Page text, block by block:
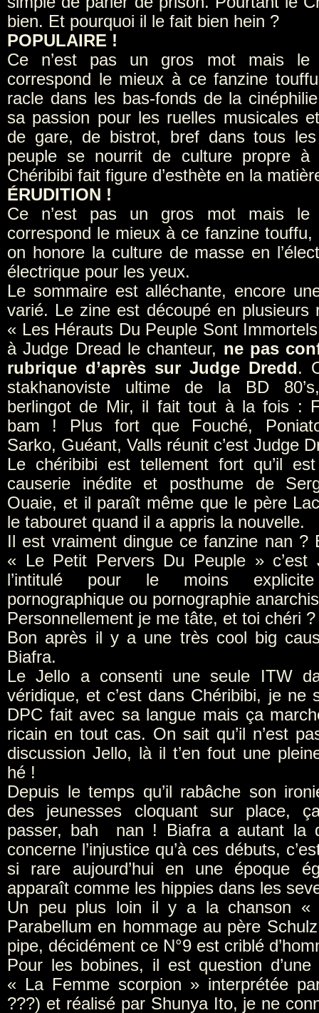
bien. Et pourquoi il le fait bien hein ?
POPULAIRE !
Ce n’est pas un gros mot mais le
correspond le mieux à ce fanzine
racle dans les bas-fonds de la
sa passion pour les ruelles musicales
de gare, de bistrot, bref dans tous
peuple se nourrit de culture propre à
Chéribibi fait figure d’esthète en la
ÉRUDITION !
Ce n’est pas un gros mot mais le
correspond le mieux à ce fanzine touffu,
on honore la culture de masse en
électrique pour les yeux.
Le sommaire est alléchante, encore
varié. Le zine est découpé en plusieurs
« Les Hérauts Du Peuple Sont
à Judge Dread le chanteur, ne pas
rubrique d’après sur Judge Dredd.
stakhanoviste ultime de la BD
berlingot de Mir, il fait tout à la fois :
bam ! Plus fort que Fouché,
Sarko, Guéant, Valls réunit c’est Judge
Le chéribibi est tellement fort qu’il est
causerie inédite et posthume de
Ouaie, et il paraît même que le père
le tabouret quand il a appris la nouvelle.
Il est vraiment dingue ce fanzine nan ?
« Le Petit Pervers Du Peuple » c’est
l’intitulé pour le moins
pornographique ou pornographie
Personnellement je me tâte, et toi chéri ?
Bon après il y a une très cool big
Biafra.
Le Jello a consenti une seule ITW
véridique, et c’est dans Chéribibi, je ne
DPC fait avec sa langue mais ça
ricain en tout cas. On sait qu’il n’est
discussion Jello, là il t’en fout une
hé !
Depuis le temps qu’il rabâche son
des jeunesses cloquant sur place,
passer, bah nan ! Biafra a autant la
concerne l’injustice qu’à ces débuts,
si rare aujourd’hui en une époque
apparaît comme les hippies dans les
Un peu plus loin il y a la chanson «
Parabellum en hommage au père
pipe, décidément ce N°9 est criblé
Pour les bobines, il est question
« La Femme scorpion » interprétée
???) et réalisé par Shunya Ito, je ne